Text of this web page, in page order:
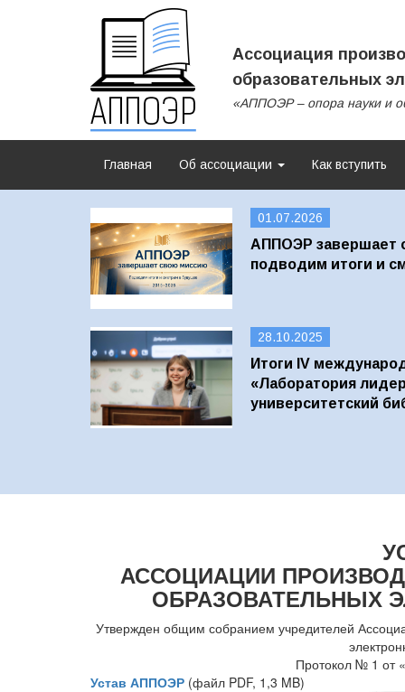
Ассоциация
образовательных
«АППОЭР – опора науки и
Главная Об ассоциации Как вступить
01.07.2026
АППОЭР завершает
подводим итоги и
28.10.2025
Итоги IV
«Лаборатория
университетский
АССОЦИАЦИИ
ОБРАЗОВАТЕЛЬНЫХ
Утвержден общим собранием учредителей
Протокол № 1 от
Устав АППОЭР (файл PDF, 1,3 MB)